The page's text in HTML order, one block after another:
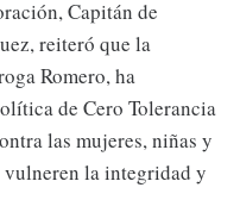
Capitán de
reiteró que la
Romero, ha
de Cero Tolerancia
las mujeres, niñas y
vulneren la integridad y